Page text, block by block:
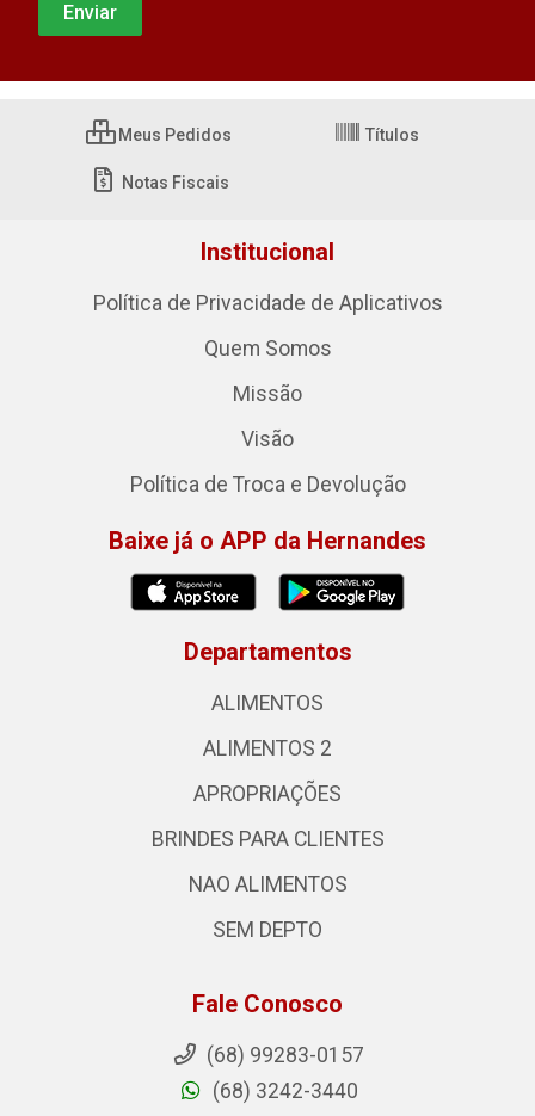
Meus Pedidos Títulos
Notas Fiscais
Institucional
Política de Privacidade de Aplicativos
Quem Somos
Missão
Visão
Política de Troca e Devolução
Baixe já o APP da Hernandes
Departamentos
ALIMENTOS
ALIMENTOS 2
APROPRIAÇÕES
BRINDES PARA CLIENTES
NAO ALIMENTOS
SEM DEPTO
Fale Conosco
(68) 99283-0157
(68) 3242-3440